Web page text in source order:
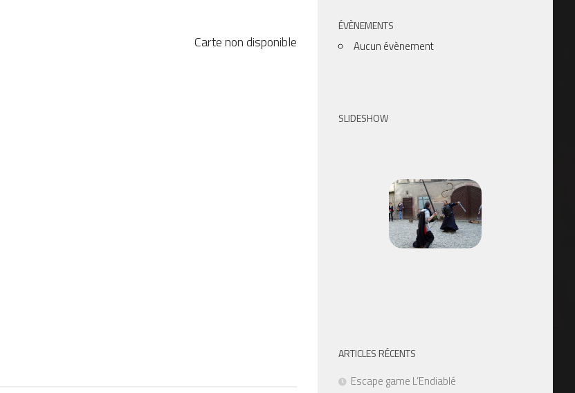
Carte non disponible
ÉVÈNEMENTS
Aucun évènement
SLIDESHOW
ARTICLES RÉCENTS
Escape game L’Endiablé